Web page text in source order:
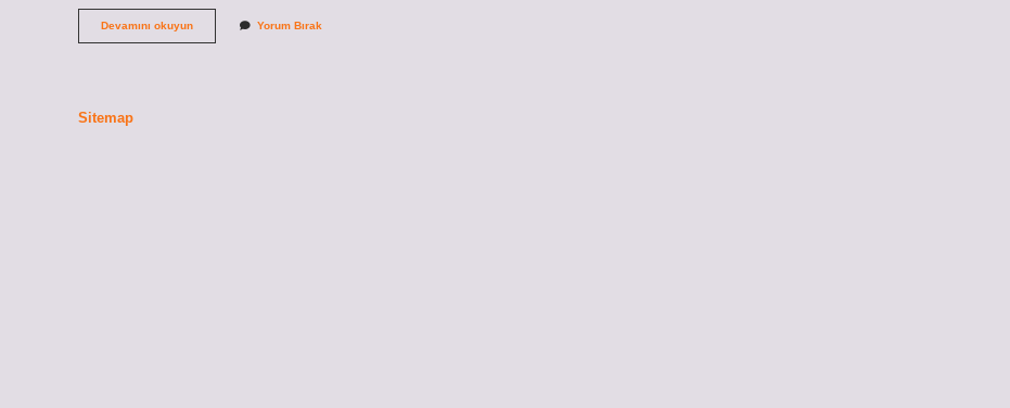
Devamını okuyunTem
Otoyolu
Yorum Bırak
Sitemap